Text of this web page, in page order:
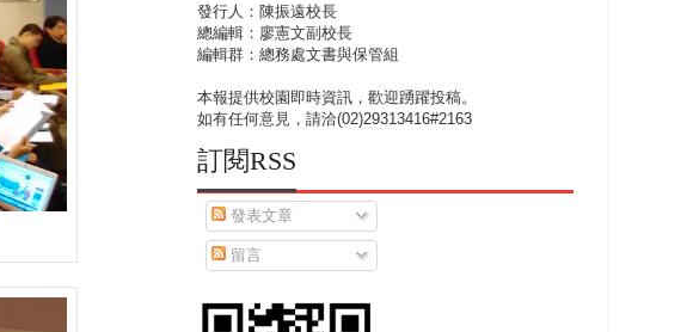
發行人：陳振遠校長
總編輯：廖憲文副校長
編輯群：總務處文書與保管組
本報提供校園即時資訊，歡迎踴躍投稿。
如有任何意見，請洽(02)29313416#2163
訂閱RSS
發表文章
留言